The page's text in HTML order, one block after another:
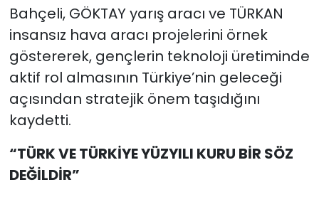
Bahçeli, GÖKTAY yarış aracı ve TÜRKAN
insansız hava aracı projelerini örnek
göstererek, gençlerin teknoloji üretiminde
aktif rol almasının Türkiye’nin geleceği
açısından stratejik önem taşıdığını
kaydetti.
“TÜRK VE TÜRKİYE YÜZYILI KURU BİR SÖZ
DEĞİLDİR”